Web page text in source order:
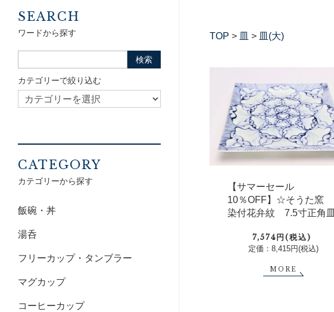
TOP > 皿 > 皿(大)
【サマーセール
10％OFF】☆そうた窯
染付花弁紋 7.5寸正角皿
7,574円(税込)
定価：8,415円(税込)
MORE
SEARCH
ワードから探す
カテゴリーで絞り込む
CATEGORY
カテゴリーから探す
飯碗・丼
湯呑
フリーカップ・タンブラー
マグカップ
コーヒーカップ